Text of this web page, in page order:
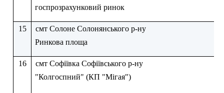
госпрозрахунковий ринок
15
смт Солоне Солонянського р-ну
Ринкова площа
16
смт Софіївка Софіївського р-ну
"Колгоспний" (КП "Мігая")